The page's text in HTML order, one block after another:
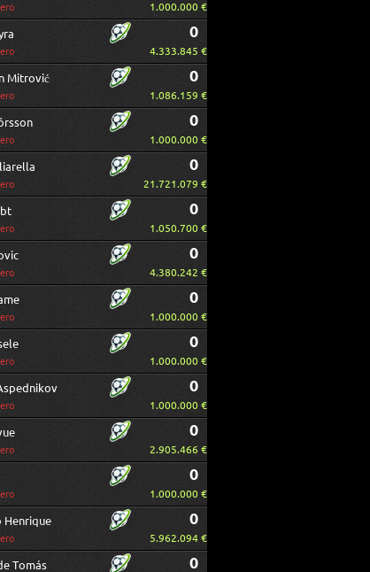
1.000.000 €
0
4.333.845 €
Mitrović 0
1.086.159 €
0
1.000.000 €
0
21.721.079 €
0
1.050.700 €
0
4.380.242 €
0
1.000.000 €
0
1.000.000 €
0
1.000.000 €
0
2.905.466 €
0
1.000.000 €
Henrique 0
5.962.094 €
Tomás 0